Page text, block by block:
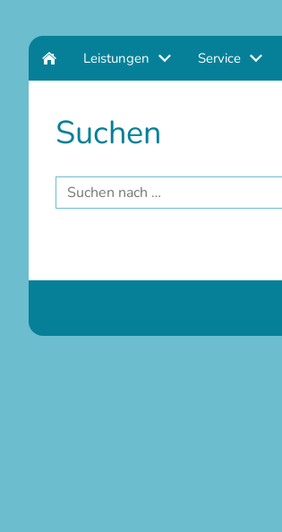
Leistungen Service
Suchen